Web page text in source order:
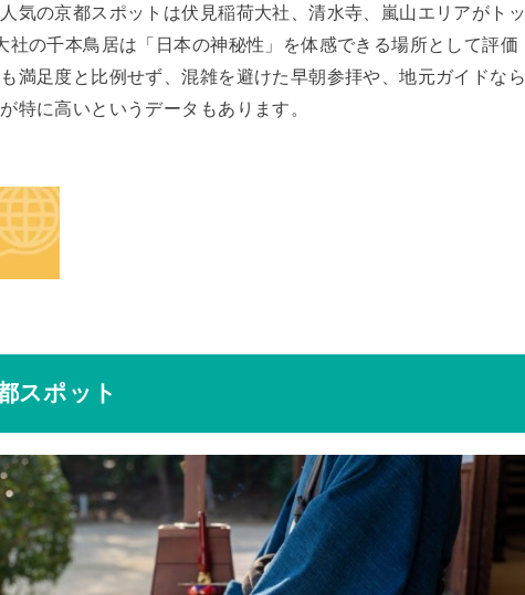
気の京都スポットは伏見稲荷大社、清水寺、嵐山エリアがトッ
社の千本鳥居は「日本の神秘性」を体感できる場所として評価
満足度と比例せず、混雑を避けた早朝参拝や、地元ガイドなら
特に高いというデータもあります。
スポット